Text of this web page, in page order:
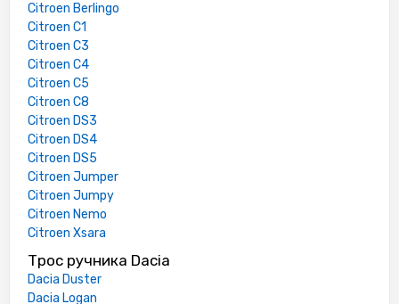
Citroen Berlingo
Citroen C1
Citroen C3
Citroen C4
Citroen C5
Citroen C8
Citroen DS3
Citroen DS4
Citroen DS5
Citroen Jumper
Citroen Jumpy
Citroen Nemo
Citroen Xsara
Трос ручника Dacia
Dacia Duster
Dacia Logan